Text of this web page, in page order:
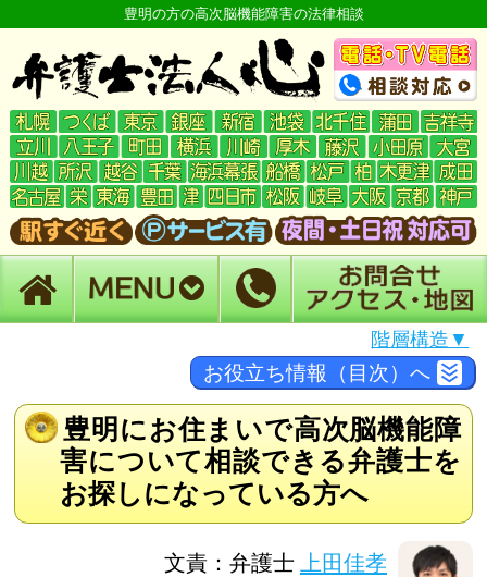
豊明の方の高次脳機能障害の法律相談
階層構造▼
お役立ち情報（目次）へ
豊明にお住まいで高次脳機能障
害について相談できる弁護士を
お探しになっている方へ
文責：弁護士 上田佳孝